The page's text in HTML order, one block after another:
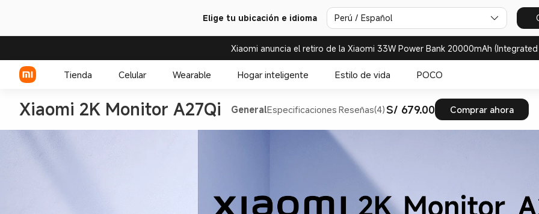
Elige tu ubicación e idioma Perú / Español
Xiaomi anuncia el retiro de la Xiaomi 33W Power Bank 20000mAh
Tienda Celular
Serie Xiaomi
Wearable
Over-ear headphone
Hogar inteligente Estilo de vida POCO
Xiaomi 2K Monitor A27Qi GeneralEspecificaciones Reseñas(4)S/ 679.00 Comprar ahora